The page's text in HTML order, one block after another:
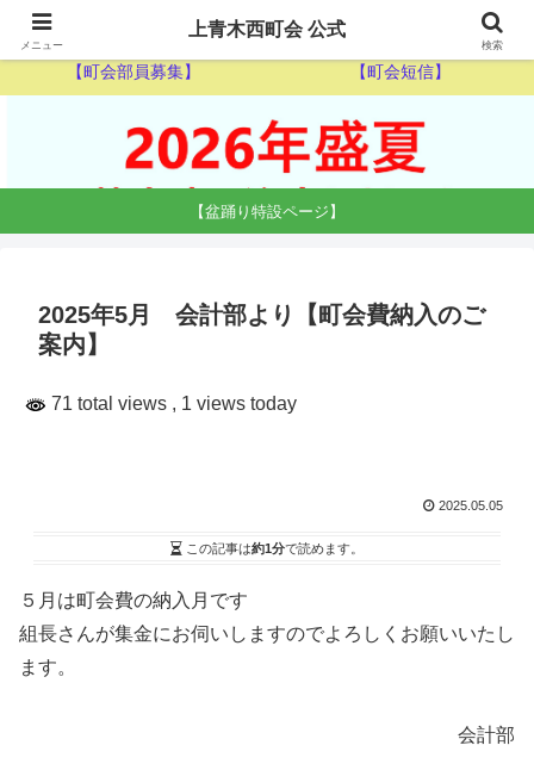
【ゴミ収集カレンダー】 【休日当番医】
【町会部員募集】 【町会短信】
【盆踊り特設ページ】
2025年5月 会計部より【町会費納入のご
案内】
71 total views , 1 views today
2025.05.05
この記事は約1分で読めます。
５月は町会費の納入月です
組長さんが集金にお伺いしますのでよろしくお願いいたし
ます。
会計部
メニュー
上青木西町会 公式
検索